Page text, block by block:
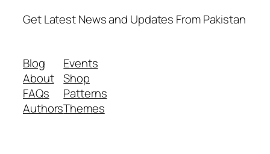
Get Latest News and Updates From Pakistan
Blog
About
FAQs
Authors
Events
Shop
Patterns
Themes